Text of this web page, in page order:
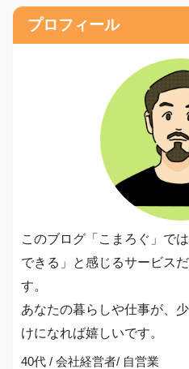
プロフィール
このブログ「こまろぐ」で
できる」と感じるサービス
す。
あなたの暮らしや仕事が、
けになれば嬉しいです。
40代 / 会社経営者/ 自営業